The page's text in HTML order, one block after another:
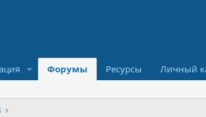
Форумы Ресурсы Личный